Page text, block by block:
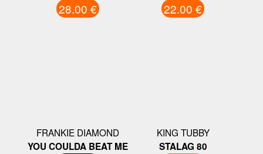
28.00 € 22.00 €
FRANKIE DIAMOND
YOU COULDA BEAT ME
KING TUBBY
STALAG 80